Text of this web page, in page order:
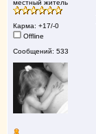
местный житель
Карма: +17/-0
Offline
Сообщений: 533